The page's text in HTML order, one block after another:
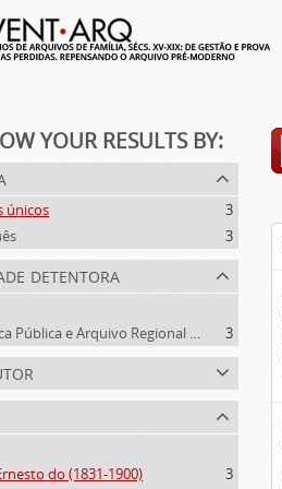
YOUR RESULTS BY:
únicos
3
3
detentora
Biblioteca Pública e Arquivo Regional de Ponta Delgada
3
do (1831-1900)
3